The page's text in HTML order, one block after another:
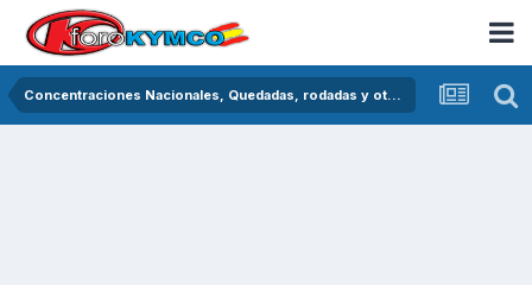
Concentraciones Nacionales, Quedadas, rodadas y otras crónicas del asfalto